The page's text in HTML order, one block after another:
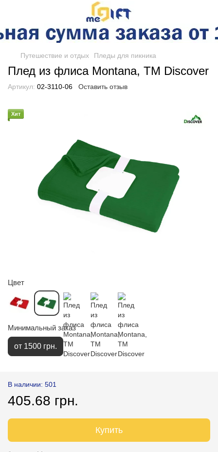
Путешествие и отдых Пледы для пикника
Плед из флиса Montana, TM Discover
Артикул: 02-3110-06 Оставить отзыв
Хит
Цвет
Минимальный заказ
от 1500 грн.
В наличии: 501
405.68 грн.
Купить